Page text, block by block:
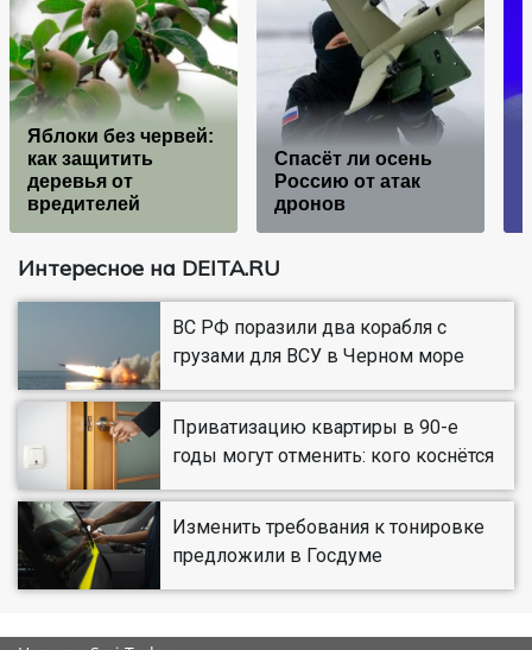
Яблоки без червей:
как защитить
деревья от
вредителей
Спасёт ли осень
Россию от атак
дронов
Интересное на DEITA.RU
ВС РФ поразили два корабля с
грузами для ВСУ в Черном море
Приватизацию квартиры в 90-е
годы могут отменить: кого коснётся
Изменить требования к тонировке
предложили в Госдуме